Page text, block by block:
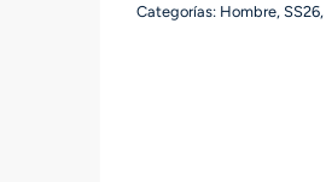
Categorías: Hombre, SS26,